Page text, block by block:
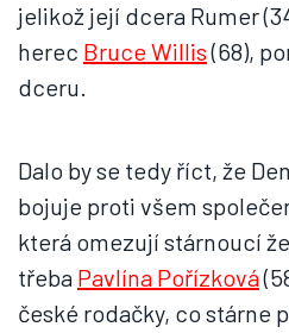
jelikož její dcera Rumer
herec Bruce Willis(68),
dceru.
Dalo by se tedy říct, že
bojuje proti všem
která omezují stárnoucí
třeba Pavlína Pořízková
české rodačky, co stárne